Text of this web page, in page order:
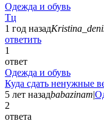
Одежда и обувь
Тц
1 год назад
ответить
1
ответ
Одежда и обувь
Куда сдать ненужные
5 лет назадbabazinam|
2
ответа